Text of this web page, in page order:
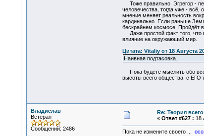
Тоже правильно. Эгрегор -
человечества, тогда уже - всё,
мнение меняет реальность
кардинально. Если раньше
бескрайнем космосе. Пройдёт
Даже простой факт того, что
влияние на окружающий мир.
Цитата: Vitaliy от 18 Августа
Наивная подтасовка.
Пока будете мыслить обо
высоты всего общества, с ЕГО
Владислав
Ветеран
Сообщений: 2486
Re: Теория всего
« Ответ #627 : 18
Пока не измените своего ...